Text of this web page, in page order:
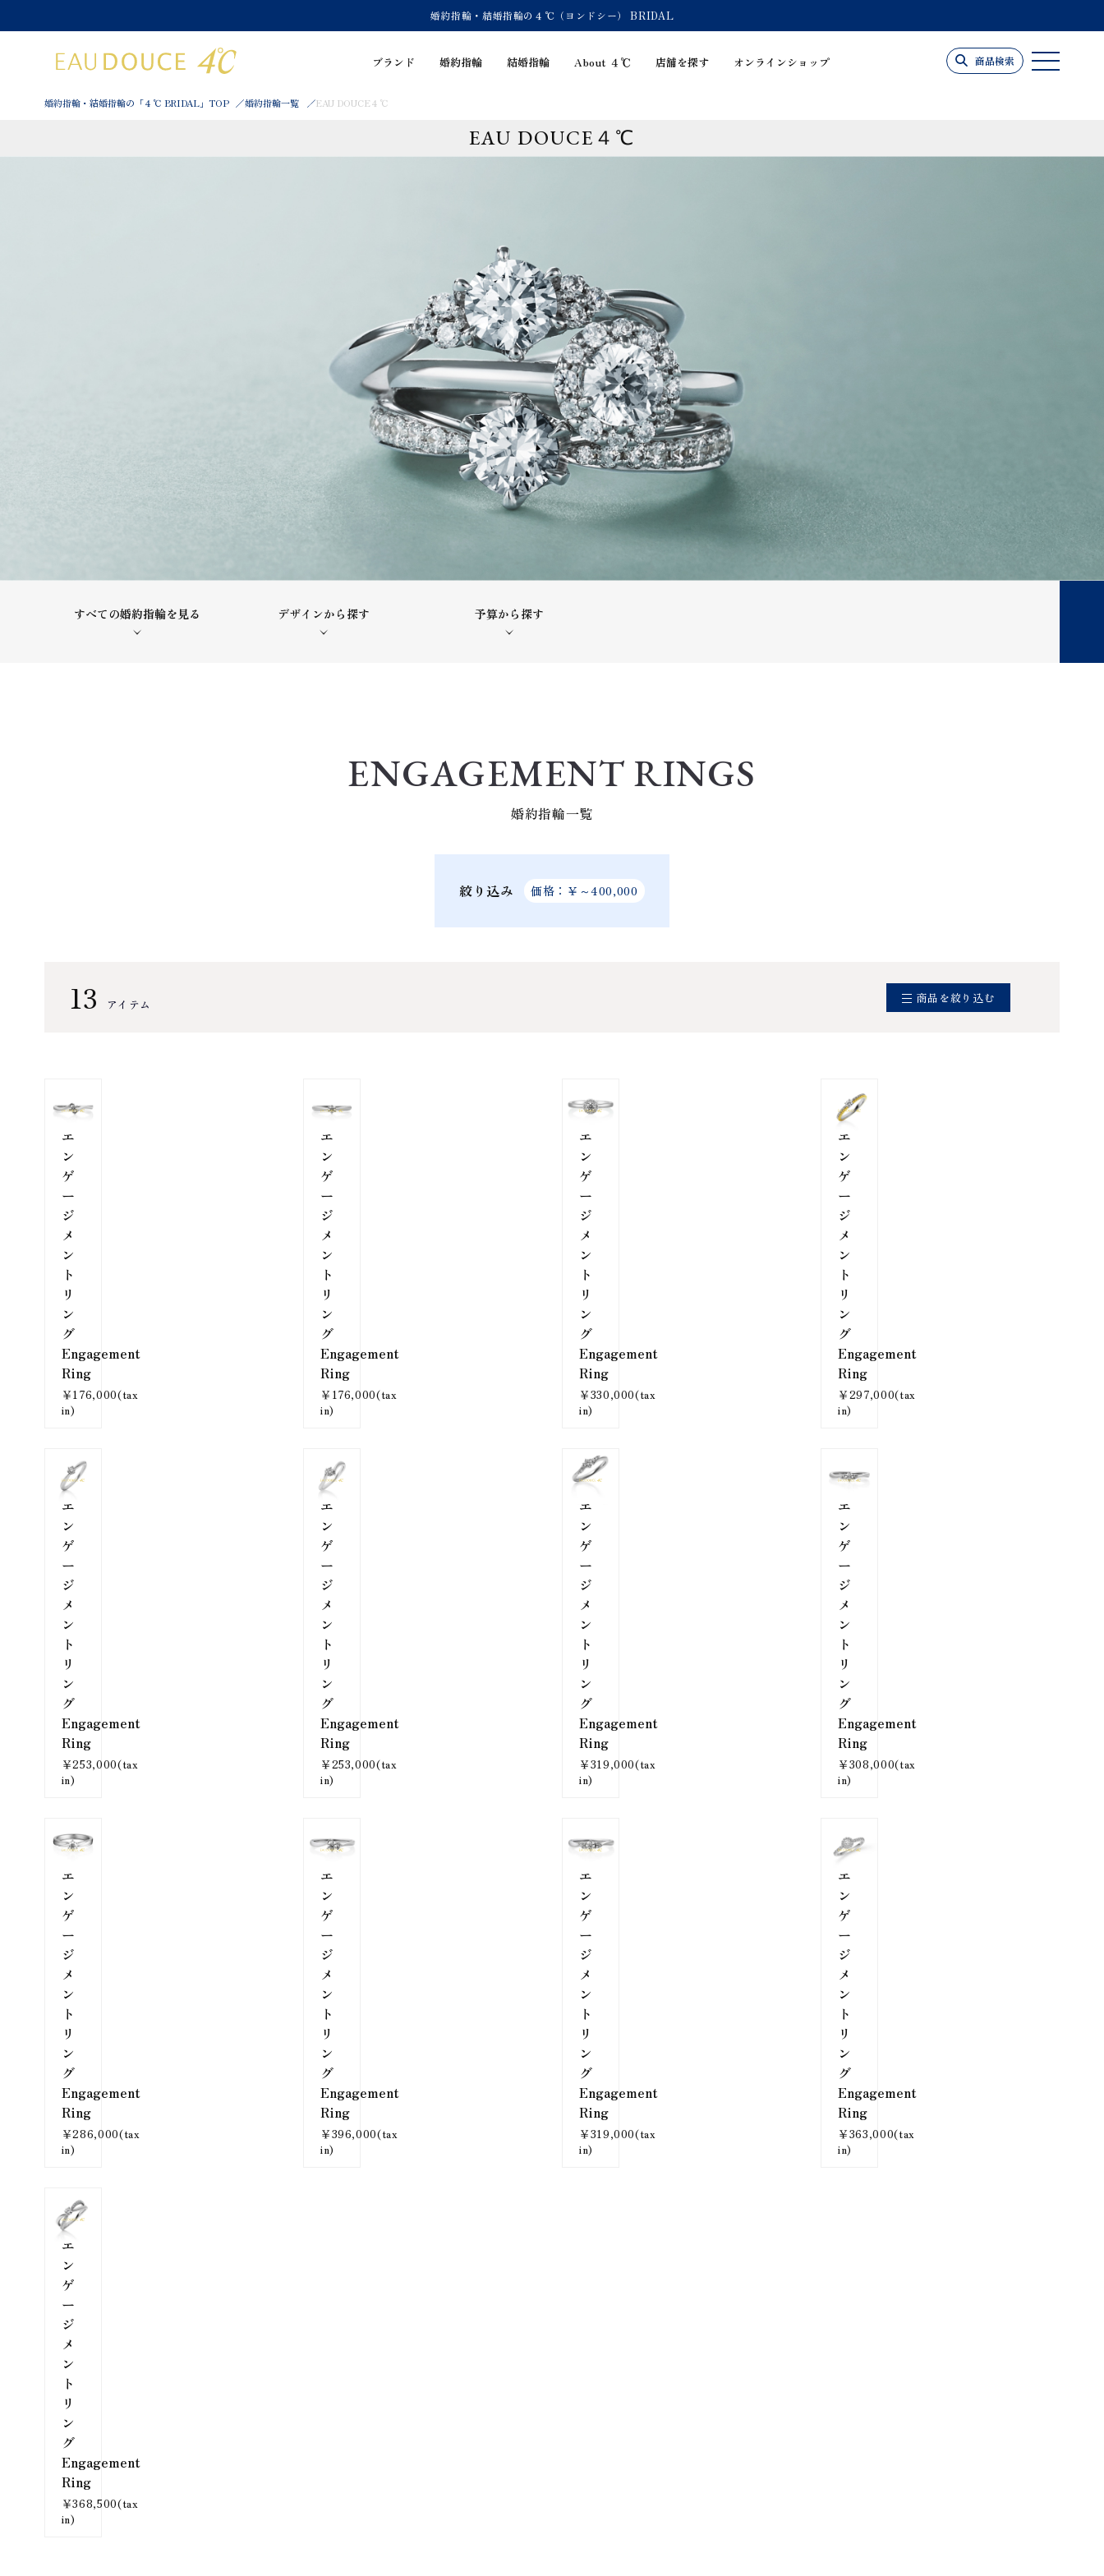
婚約指輪・結婚指輪の４℃（ヨンドシー） BRIDAL
ブランド 婚約指輪 結婚指輪 About ４℃ 店舗を探す オンラインショップ 商品検索
婚約指輪・結婚指輪の「４℃ BRIDAL」TOP 婚約指輪一覧 EAU DOUCE４℃
EAU DOUCE４℃
すべての婚約指輪を見る デザインから探す 予算から探す
ENGAGEMENT RINGS
婚約指輪一覧
絞り込み 価格：￥～400,000
13 アイテム 商品を絞り込む
エ
ン
ゲ
ー
ジ
メ
ン
ト
リ
ン
グ
Engagement
Ring
￥176,000(tax
in)
エ
ン
ゲ
ー
ジ
メ
ン
ト
リ
ン
グ
Engagement
Ring
￥176,000(tax
in)
エ
ン
ゲ
ー
ジ
メ
ン
ト
リ
ン
グ
Engagement
Ring
￥330,000(tax
in)
エ
ン
ゲ
ー
ジ
メ
ン
ト
リ
ン
グ
Engagement
Ring
￥297,000(tax
in)
エ
ン
ゲ
ー
ジ
メ
ン
ト
リ
ン
グ
Engagement
Ring
￥253,000(tax
in)
エ
ン
ゲ
ー
ジ
メ
ン
ト
リ
ン
グ
Engagement
Ring
￥253,000(tax
in)
エ
ン
ゲ
ー
ジ
メ
ン
ト
リ
ン
グ
Engagement
Ring
￥319,000(tax
in)
エ
ン
ゲ
ー
ジ
メ
ン
ト
リ
ン
グ
Engagement
Ring
￥308,000(tax
in)
エ
ン
ゲ
ー
ジ
メ
ン
ト
リ
ン
グ
Engagement
Ring
￥286,000(tax
in)
エ
ン
ゲ
ー
ジ
メ
ン
ト
リ
ン
グ
Engagement
Ring
￥396,000(tax
in)
エ
ン
ゲ
ー
ジ
メ
ン
ト
リ
ン
グ
Engagement
Ring
￥319,000(tax
in)
エ
ン
ゲ
ー
ジ
メ
ン
ト
リ
ン
グ
Engagement
Ring
￥363,000(tax
in)
エ
ン
ゲ
ー
ジ
メ
ン
ト
リ
ン
グ
Engagement
Ring
￥368,500(tax
in)